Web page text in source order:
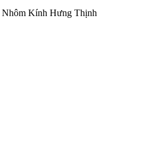
Nhôm Kính Hưng Thịnh